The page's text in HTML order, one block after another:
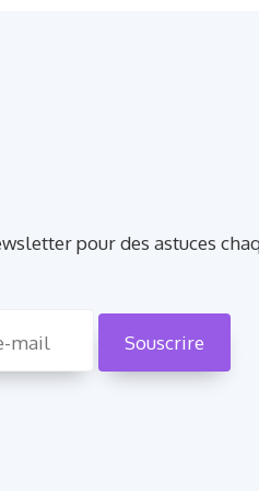
pour des astuces